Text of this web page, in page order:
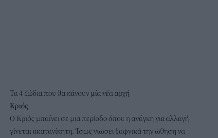
Τα 4 ζώδια που θα κάνουν μία νέα αρχή
Κριός
Ο Κριός μπαίνει σε μια περίοδο όπου η ανάγκη για αλλαγή
γίνεται ακατανίκητη. Ίσως νιώσει ξαφνικά την ώθηση να